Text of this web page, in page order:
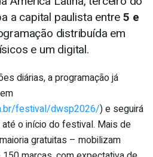
a capital paulista entre5 e
distribuída em
e um digital.
diárias, a programação já
festival/dwsp2026/) e seguirá
o início do festival. Mais de
gratuitas – mobilizam